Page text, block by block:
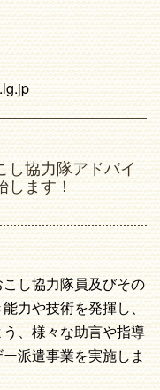
し協力隊アドバイ
します！
し協力隊員及びその
力や技術を発揮し、
、様々な助言や指導
派遣事業を実施しま